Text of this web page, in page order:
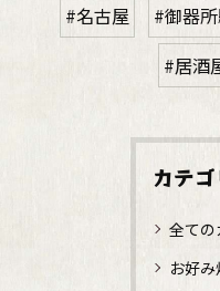
#名古屋 #御器
#居酒
カテ
全ての
お好み